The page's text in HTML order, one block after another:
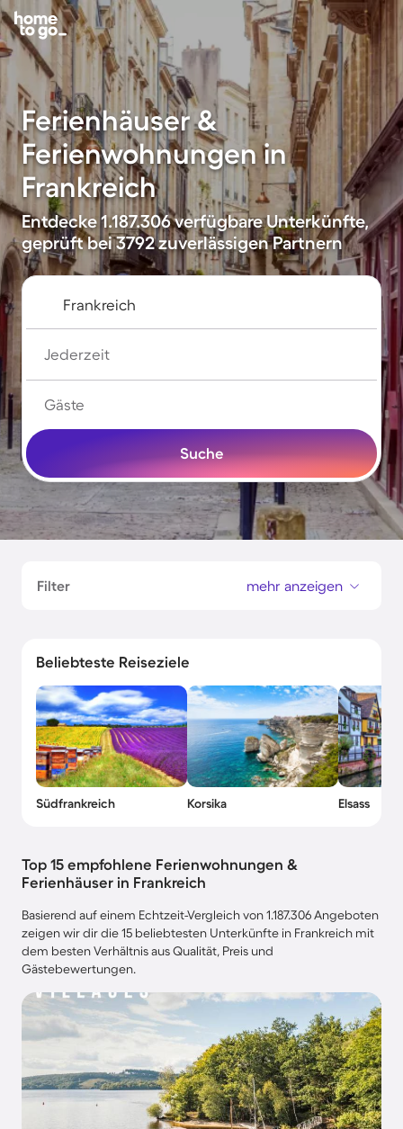
Ferienhäuser &
Ferienwohnungen in
Frankreich
Entdecke 1.187.306 verfügbare Unterkünfte,
geprüft bei 3792 zuverlässigen Partnern
Jederzeit
Gäste
Suche
Filter mehr anzeigen
Beliebteste Reiseziele
Südfrankreich Korsika Elsass
Top 15 empfohlene Ferienwohnungen &
Ferienhäuser in Frankreich
Basierend auf einem Echtzeit-Vergleich von 1.187.306 Angeboten
zeigen wir dir die 15 beliebtesten Unterkünfte in Frankreich mit
dem besten Verhältnis aus Qualität, Preis und
Gästebewertungen.